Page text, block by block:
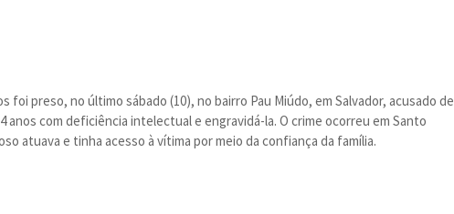
foi preso, no último sábado (10), no bairro Pau Miúdo, em Salvador, acusado de
anos com deficiência intelectual e engravidá-la. O crime ocorreu em Santo
atuava e tinha acesso à vítima por meio da confiança da família.